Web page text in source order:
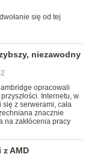
się od tej
niezawodny
opracowali
Internetu, w
się z serwerami, cała
znacznie
na zakłócenia pracy
AMD